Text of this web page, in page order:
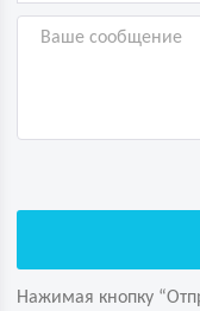
Нажимая кнопку